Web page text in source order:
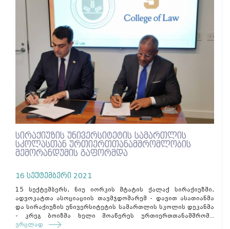
სირაქიუზის უნივერსიტეტის სამართლის
სკოლასთან ურთიერთთანამშრომლობის
მემორანდუმის გაფორმდა
16 სექტემბერი 2021
15 სექტემბერს, ნიუ იორკის შტატის ქალაქ სირაქიუზში,
ადვოკატთა ასოციაციის თავმჯდომარემ - დავით ასათიანმა
და სირაქიუზის უნივერსიტეტის სამართლის სკოლის დეკანმა
- კრეგ ბოიზმა ხელი მოაწერეს ურთიერთთანამშრომ...
ვრცლად